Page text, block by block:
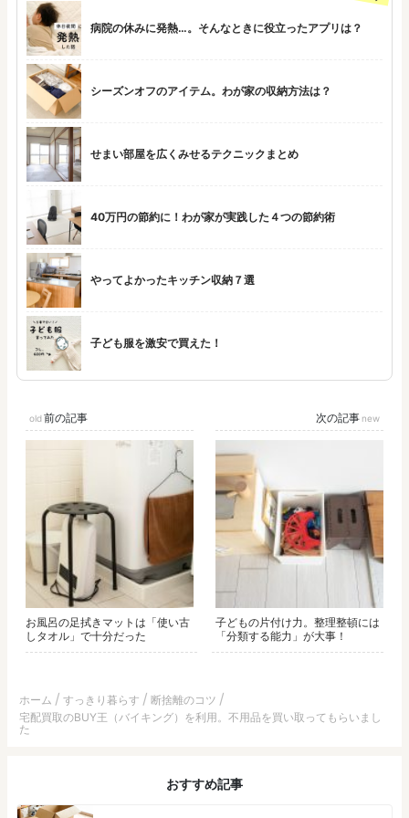
病院の休みに発熱…。そんなときに役立ったアプリは？
シーズンオフのアイテム。わが家の収納方法は？
せまい部屋を広くみせるテクニックまとめ
40万円の節約に！わが家が実践した４つの節約術
やってよかったキッチン収納７選
子ども服を激安で買えた！
前の記事
お風呂の足拭きマットは「使い古
しタオル」で十分だった
次の記事
子どもの片付け力。整理整頓には
「分類する能力」が大事！
ホーム すっきり暮らす
断捨離のコツ
宅配買取のBUY王（バイキング）を利用。不用品を買い取ってもらいまし
た
おすすめ記事